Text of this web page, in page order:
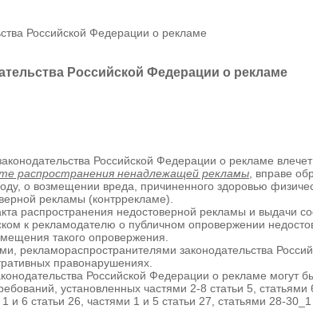
Российской Федерации о рекламе
Российской Федерации о рекламе
Российской Федерации о рекламе влечет
распространения ненадлежащей рекламы , вправе
о возмещении вреда, причиненного здоровью
рекламы (контррекламе).
распространения недостоверной рекламы и выдачи
к рекламодателю о публичном опровержении
такого опровержения.
рекламораспространителями законодательства
правонарушениях.
Российской Федерации о рекламе могут
установленных частями 2-8 статьи 5,
и 6 статьи 26, частями 1 и 5 статьи 27, статьями 28-